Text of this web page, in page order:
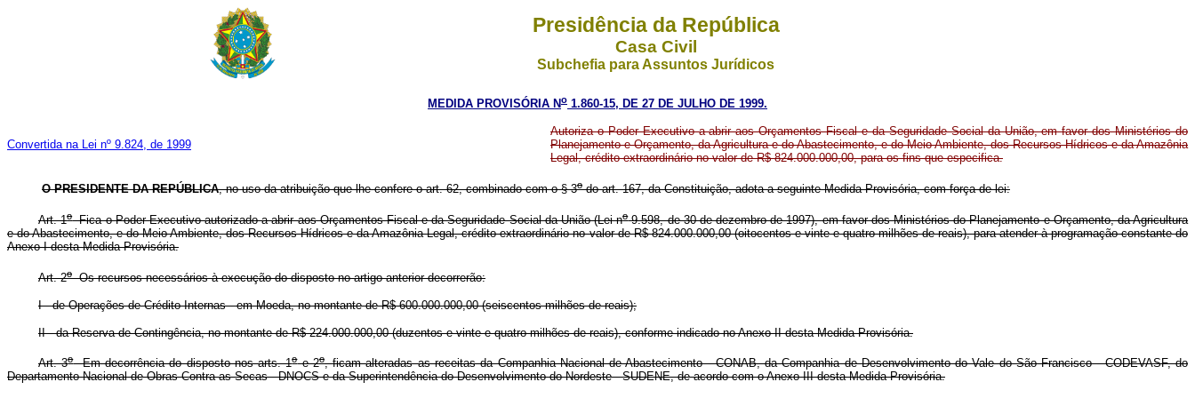
Presidência da República
Casa Civil
Subchefia para Assuntos Jurídicos
MEDIDA PROVISÓRIA No 1.860-15, DE 27 DE JULHO DE 1999.
Convertida na Lei nº 9.824, de 1999
Autoriza o Poder Executivo a abrir aos Orçamentos Fiscal e da Seguridade Social da União, em favor dos Ministérios do
Planejamento e Orçamento, da Agricultura e do Abastecimento, e do Meio Ambiente, dos Recursos Hídricos e da Amazônia
Legal, crédito extraordinário no valor de R$ 824.000.000,00, para os fins que especifica.
O PRESIDENTE DA REPÚBLICA, no uso da atribuição que lhe confere o art. 62, combinado com o § 3odo art. 167, da Constituição, adota a seguinte Medida Provisória, com força de lei:
Art. 1oFica o Poder Executivo autorizado a abrir aos Orçamentos Fiscal e da Seguridade Social da União (Lei no9.598, de 30 de dezembro de 1997), em favor dos Ministérios do Planejamento e Orçamento, da Agricultura
e do Abastecimento, e do Meio Ambiente, dos Recursos Hídricos e da Amazônia Legal, crédito extraordinário no valor de R$ 824.000.000,00 (oitocentos e vinte e quatro milhões de reais), para atender à programação constante do
Anexo I desta Medida Provisória.
Art. 2oOs recursos necessários à execução do disposto no artigo anterior decorrerão:
I - de Operações de Crédito Internas - em Moeda, no montante de R$ 600.000.000,00 (seiscentos milhões de reais);
II - da Reserva de Contingência, no montante de R$ 224.000.000,00 (duzentos e vinte e quatro milhões de reais), conforme indicado no Anexo II desta Medida Provisória.
Art. 3oEm decorrência do disposto nos arts. 1oe 2o, ficam alteradas as receitas da Companhia Nacional de Abastecimento - CONAB, da Companhia de Desenvolvimento do Vale do São Francisco - CODEVASF, do
Departamento Nacional de Obras Contra as Secas - DNOCS e da Superintendência do Desenvolvimento do Nordeste - SUDENE, de acordo com o Anexo III desta Medida Provisória.